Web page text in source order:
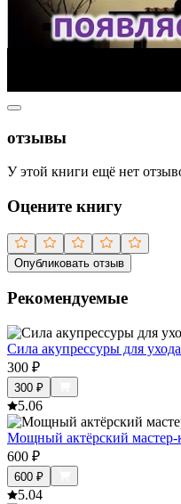
отзывы
У этой книги ещё нет
Оцените книгу
Опубликовать отзыв
Рекомендуемые
Сила акупрессуры для ухода
300 ₽
300 ₽
5.06
Мощный актёрский мастер-
600 ₽
600 ₽
5.04